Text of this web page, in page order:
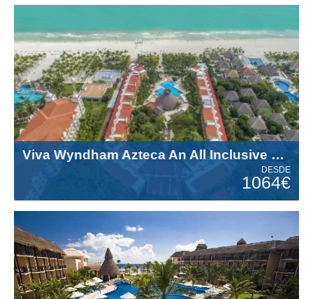
Viva Wyndham Azteca An All Inclusive Resort 4 Estrellas
DESDE
1064€